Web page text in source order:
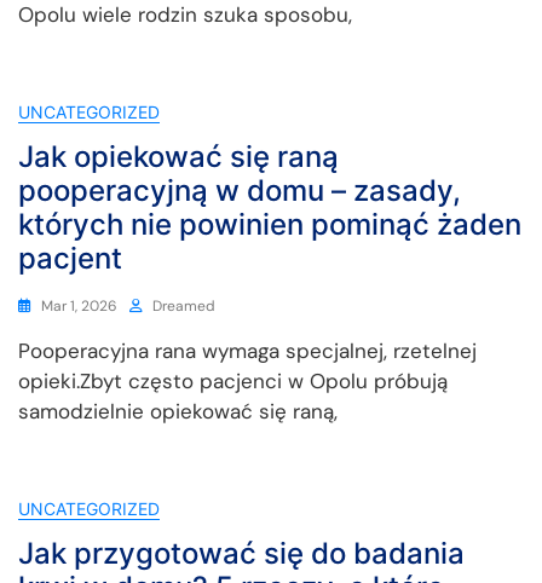
Opolu wiele rodzin szuka sposobu,
UNCATEGORIZED
Jak opiekować się raną
pooperacyjną w domu – zasady,
których nie powinien pominąć żaden
pacjent
Mar 1, 2026 Dreamed
Pooperacyjna rana wymaga specjalnej, rzetelnej
opieki.Zbyt często pacjenci w Opolu próbują
samodzielnie opiekować się raną,
UNCATEGORIZED
Jak przygotować się do badania